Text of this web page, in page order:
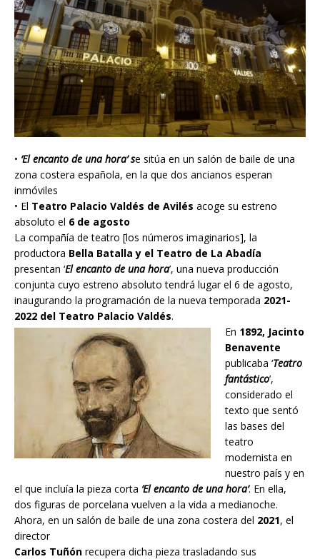
• ‘El encanto de una hora’ se sitúa en un salón de baile de una
zona costera española, en la que dos ancianos esperan
inmóviles
• El Teatro Palacio Valdés de Avilés acoge su estreno
absoluto el 6 de agosto
La compañía de teatro [los números imaginarios], la
productora Bella Batalla y el Teatro de La Abadía
presentan ‘El encanto de una hora’, una nueva producción
conjunta cuyo estreno absoluto tendrá lugar el 6 de agosto,
inaugurando la programación de la nueva temporada 2021-
2022 del Teatro Palacio Valdés.
En 1892, Jacinto
Benavente
publicaba ‘Teatro
fantástico’,
considerado el
texto que sentó
las bases del
teatro
modernista en
nuestro país y en
el que incluía la pieza corta ‘El encanto de una hora’. En ella,
dos figuras de porcelana vuelven a la vida a medianoche.
Ahora, en un salón de baile de una zona costera del 2021, el
director
Carlos Tuñón recupera dicha pieza trasladando sus